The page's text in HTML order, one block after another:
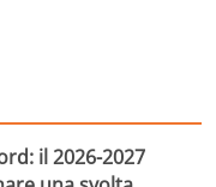
il 2026-2027